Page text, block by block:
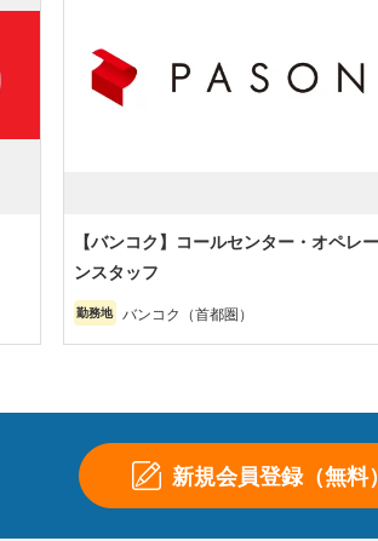
【バンコク】コールセンター・オペレ
ンスタッフ
勤務地 バンコク（首都圏）
新規会員登録（無料）